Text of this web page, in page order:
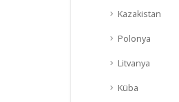
Kazakistan
Polonya
Litvanya
Küba